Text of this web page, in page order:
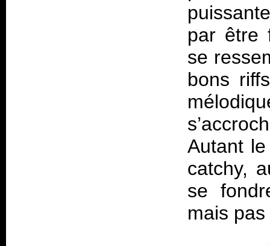
par être
se
bons
Autant
catchy,
se
mais